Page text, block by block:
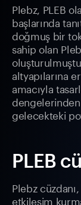
Plebz, PLEB
başlarında
doğmuş bir
sahip olan
altyapılarına
amacıyla
gelecekteki
PLEB
Plebz
etkileşim